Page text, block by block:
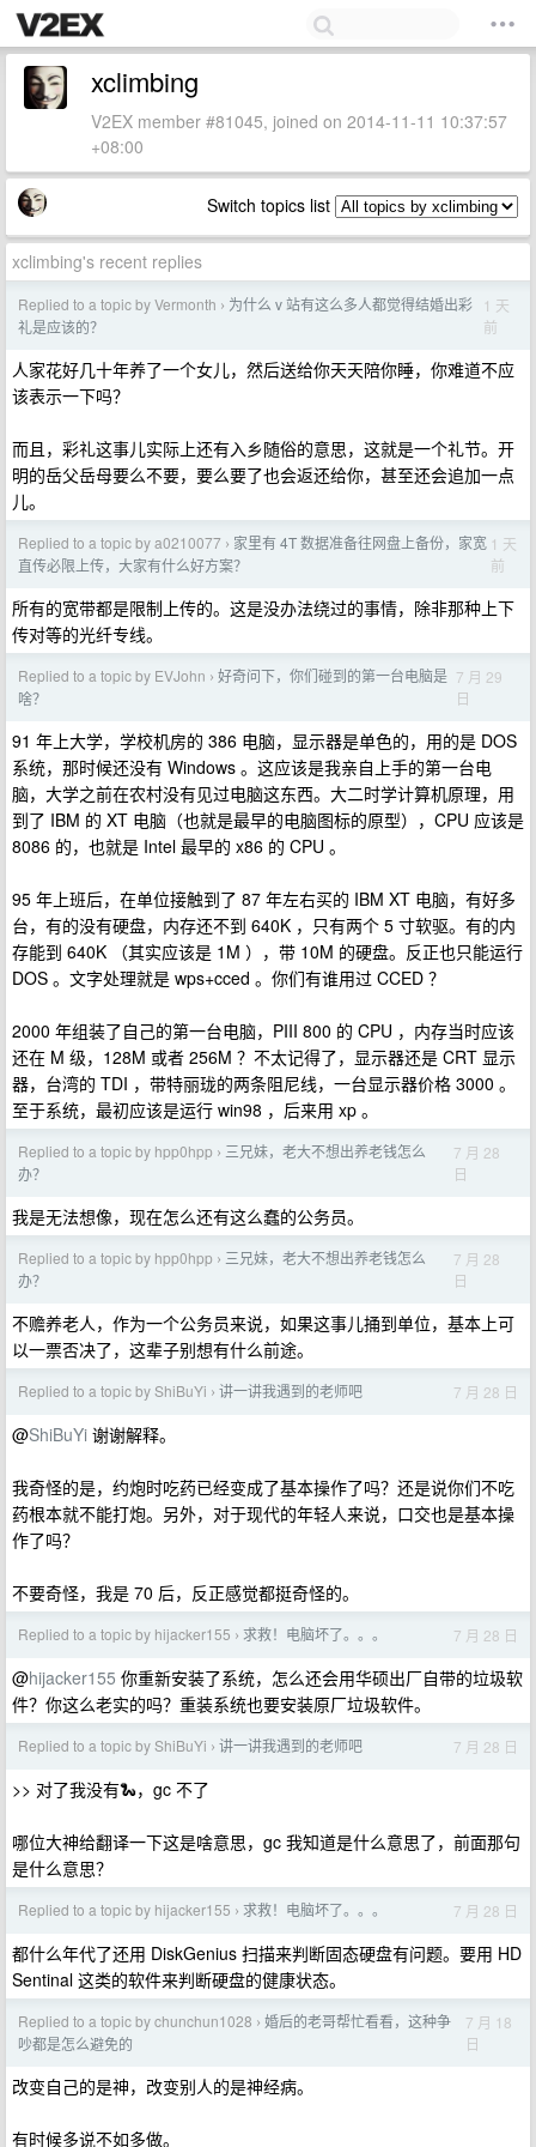
xclimbing
V2EX member #81045, joined on 2014-11-11 10:37:57
+08:00
Switch topics list
xclimbing's recent replies
Replied to a topic by Vermonth › 为什么 v 站有这么多人都觉得结婚出彩
礼是应该的？
1 天
前
人家花好几十年养了一个女儿，然后送给你天天陪你睡，你难道不应
该表示一下吗？
而且，彩礼这事儿实际上还有入乡随俗的意思，这就是一个礼节。开
明的岳父岳母要么不要，要么要了也会返还给你，甚至还会追加一点
儿。
Replied to a topic by a0210077 › 家里有 4T 数据准备往网盘上备份，家宽
直传必限上传，大家有什么好方案？
1 天
前
所有的宽带都是限制上传的。这是没办法绕过的事情，除非那种上下
传对等的光纤专线。
Replied to a topic by EVJohn › 好奇问下，你们碰到的第一台电脑是
啥？
7 月 29
日
91 年上大学，学校机房的 386 电脑，显示器是单色的，用的是 DOS
系统，那时候还没有 Windows 。这应该是我亲自上手的第一台电
脑，大学之前在农村没有见过电脑这东西。大二时学计算机原理，用
到了 IBM 的 XT 电脑（也就是最早的电脑图标的原型），CPU 应该是
8086 的，也就是 Intel 最早的 x86 的 CPU 。
95 年上班后，在单位接触到了 87 年左右买的 IBM XT 电脑，有好多
台，有的没有硬盘，内存还不到 640K ，只有两个 5 寸软驱。有的内
存能到 640K （其实应该是 1M ），带 10M 的硬盘。反正也只能运行
DOS 。文字处理就是 wps+cced 。你们有谁用过 CCED ？
2000 年组装了自己的第一台电脑，PIII 800 的 CPU ，内存当时应该
还在 M 级，128M 或者 256M ？不太记得了，显示器还是 CRT 显示
器，台湾的 TDI ，带特丽珑的两条阻尼线，一台显示器价格 3000 。
至于系统，最初应该是运行 win98 ，后来用 xp 。
Replied to a topic by hpp0hpp › 三兄妹，老大不想出养老钱怎么
办？
7 月 28
日
我是无法想像，现在怎么还有这么蠢的公务员。
Replied to a topic by hpp0hpp › 三兄妹，老大不想出养老钱怎么
办？
7 月 28
日
不赡养老人，作为一个公务员来说，如果这事儿捅到单位，基本上可
以一票否决了，这辈子别想有什么前途。
Replied to a topic by ShiBuYi › 讲一讲我遇到的老师吧 7 月 28 日
@ShiBuYi 谢谢解释。
我奇怪的是，约炮时吃药已经变成了基本操作了吗？还是说你们不吃
药根本就不能打炮。另外，对于现代的年轻人来说，口交也是基本操
作了吗？
不要奇怪，我是 70 后，反正感觉都挺奇怪的。
Replied to a topic by hijacker155 › 求救！电脑坏了。。。 7 月 28 日
@hijacker155 你重新安装了系统，怎么还会用华硕出厂自带的垃圾软
件？你这么老实的吗？重装系统也要安装原厂垃圾软件。
Replied to a topic by ShiBuYi › 讲一讲我遇到的老师吧 7 月 28 日
>> 对了我没有🐍，gc 不了
哪位大神给翻译一下这是啥意思，gc 我知道是什么意思了，前面那句
是什么意思？
Replied to a topic by hijacker155 › 求救！电脑坏了。。。 7 月 28 日
都什么年代了还用 DiskGenius 扫描来判断固态硬盘有问题。要用 HD
Sentinal 这类的软件来判断硬盘的健康状态。
Replied to a topic by chunchun1028 › 婚后的老哥帮忙看看，这种争
吵都是怎么避免的
7 月 18
日
改变自己的是神，改变别人的是神经病。
有时候多说不如多做。